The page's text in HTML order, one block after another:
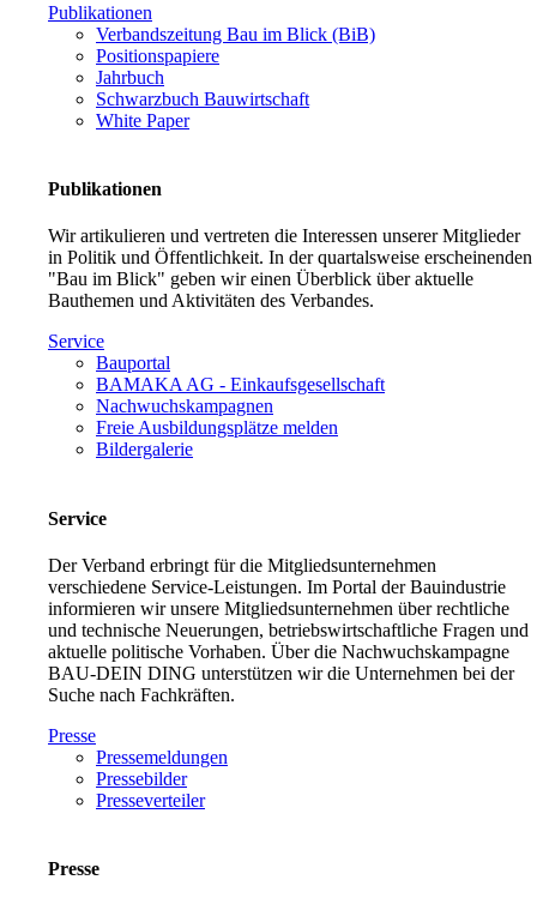
Publikationen
Verbandszeitung Bau im Blick (BiB)
Positionspapiere
Jahrbuch
Schwarzbuch Bauwirtschaft
White Paper
Publikationen
Wir artikulieren und vertreten die Interessen unserer Mitglieder
in Politik und Öffentlichkeit. In der quartalsweise erscheinenden
"Bau im Blick" geben wir einen Überblick über aktuelle
Bauthemen und Aktivitäten des Verbandes.
Service
Bauportal
BAMAKA AG - Einkaufsgesellschaft
Nachwuchskampagnen
Freie Ausbildungsplätze melden
Bildergalerie
Service
Der Verband erbringt für die Mitgliedsunternehmen
verschiedene Service-Leistungen. Im Portal der Bauindustrie
informieren wir unsere Mitgliedsunternehmen über rechtliche
und technische Neuerungen, betriebswirtschaftliche Fragen und
aktuelle politische Vorhaben. Über die Nachwuchskampagne
BAU-DEIN DING unterstützen wir die Unternehmen bei der
Suche nach Fachkräften.
Presse
Pressemeldungen
Pressebilder
Presseverteiler
Presse